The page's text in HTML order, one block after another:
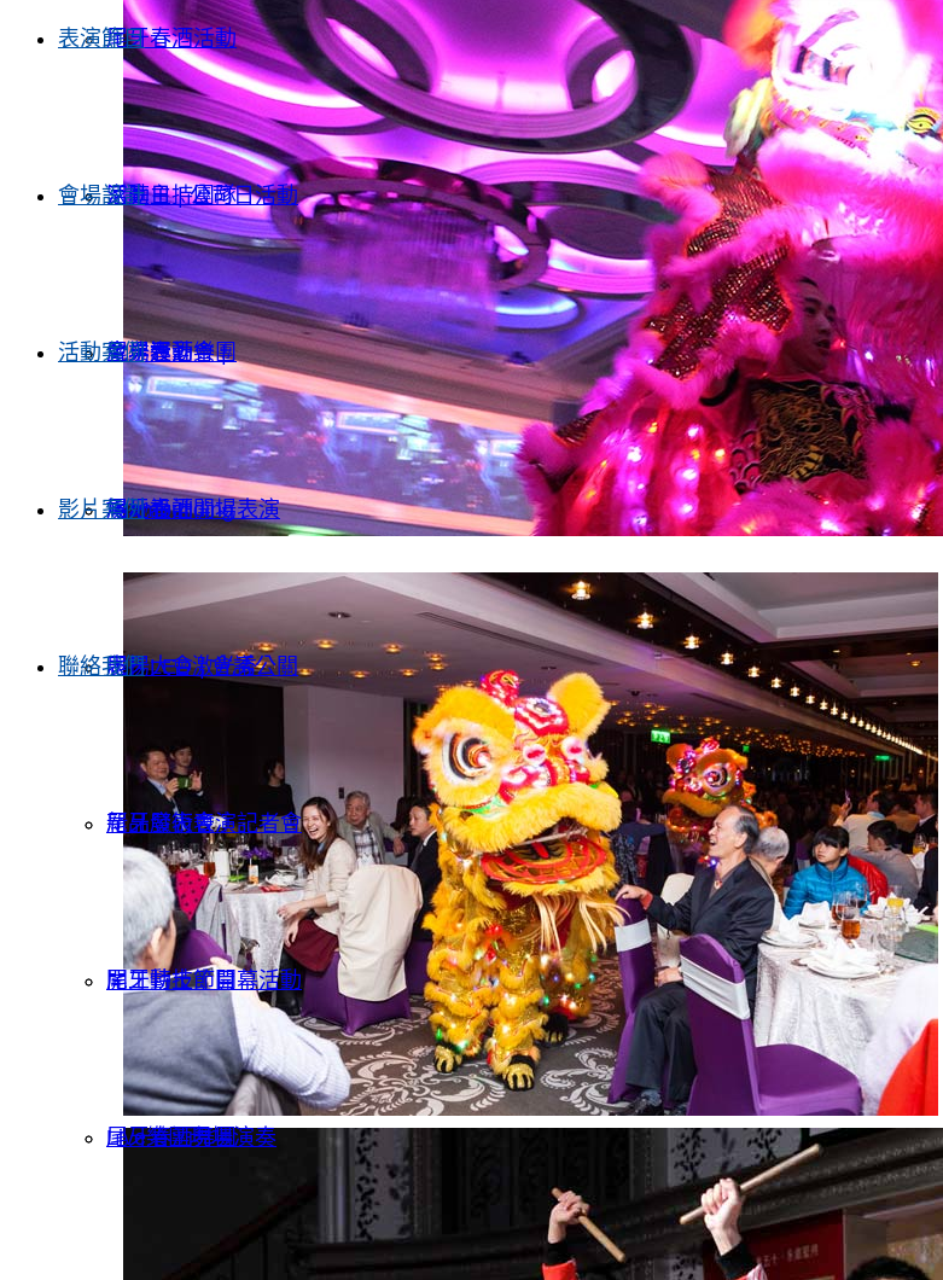
尾牙春酒活動
家庭日 | 公司日活動
企業運動會 |
Teambuilding
表揚大會 | 會議公關
新品發表會｜記者會
開工動土｜開幕活動
Live樂團現場演奏
表演節目
活動主持團隊
尾牙春酒樂團
尾牙春酒開場表演
尾牙LED激光秀
尾牙魔術表演
尾牙特技節目
尾牙春酒舞團
會場設計
會場設計
場地設計
活動案例
影片案例
聯絡我們